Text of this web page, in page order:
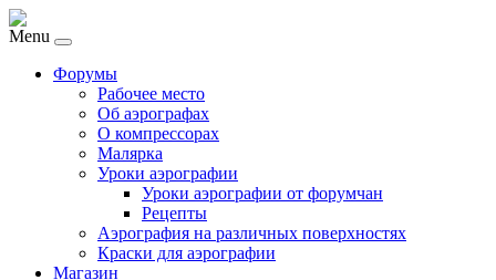
Menu
Форумы
Рабочее место
Об аэрографах
О компрессорах
Малярка
Уроки аэрографии
Уроки аэрографии от форумчан
Рецепты
Аэрография на различных поверхностях
Краски для аэрографии
Магазин